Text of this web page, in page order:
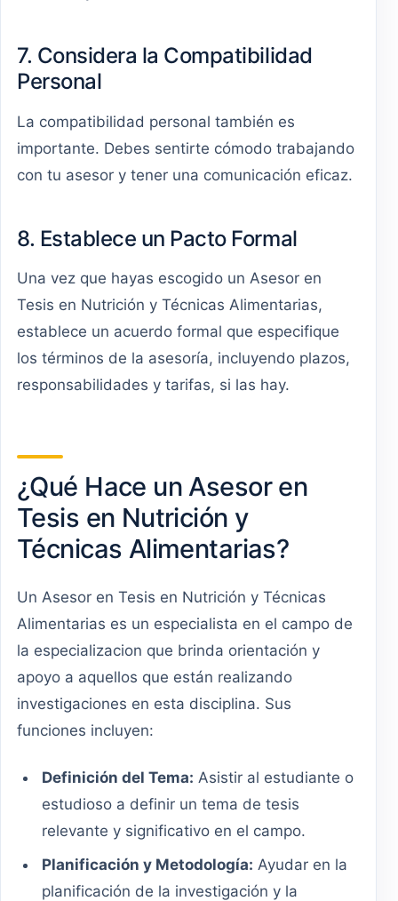
7. Considera la Compatibilidad
Personal
La compatibilidad personal también es
importante. Debes sentirte cómodo trabajando
con tu asesor y tener una comunicación eficaz.
8. Establece un Pacto Formal
Una vez que hayas escogido un Asesor en
Tesis en Nutrición y Técnicas Alimentarias,
establece un acuerdo formal que especifique
los términos de la asesoría, incluyendo plazos,
responsabilidades y tarifas, si las hay.
¿Qué Hace un Asesor en
Tesis en Nutrición y
Técnicas Alimentarias?
Un Asesor en Tesis en Nutrición y Técnicas
Alimentarias es un especialista en el campo de
la especializacion que brinda orientación y
apoyo a aquellos que están realizando
investigaciones en esta disciplina. Sus
funciones incluyen:
Definición del Tema: Asistir al estudiante o
estudioso a definir un tema de tesis
relevante y significativo en el campo.
Planificación y Metodología: Ayudar en la
planificación de la investigación y la